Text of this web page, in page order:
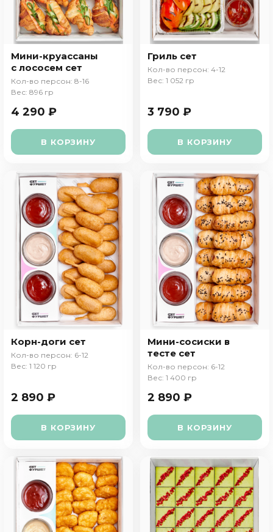
Мини-круассаны
с лососем сет
Кол-во персон: 8-16
Вес: 896 гр
4 290 ₽
В КОРЗИНУ
Гриль сет
Кол-во персон: 4-12
Вес: 1 052 гр
3 790 ₽
В КОРЗИНУ
Корн-доги сет
Кол-во персон: 6-12
Вес: 1 120 гр
2 890 ₽
В КОРЗИНУ
Мини-сосиски в
тесте сет
Кол-во персон: 6-12
Вес: 1 400 гр
2 890 ₽
В КОРЗИНУ